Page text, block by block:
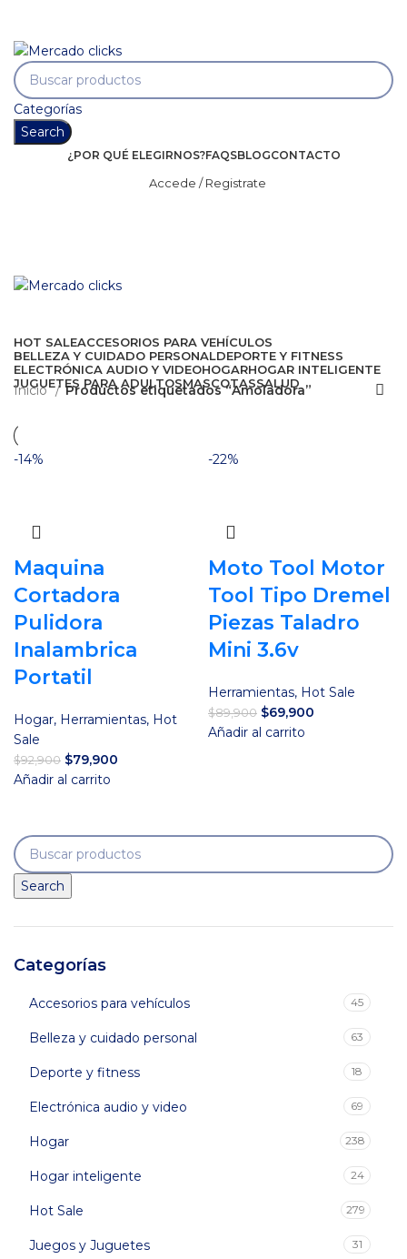
Categorías
Search
¿POR QUÉ ELEGIRNOS?FAQSBLOGCONTACTO
Accede / Registrate
HOT SALEACCESORIOS PARA VEHÍCULOS
BELLEZA Y CUIDADO PERSONALDEPORTE Y FITNESS
ELECTRÓNICA AUDIO Y VIDEOHOGARHOGAR INTELIGENTE
JUGUETES PARA ADULTOSMASCOTASSALUD
Search
Categorías
Accesorios para vehículos 45
Belleza y cuidado personal 63
Deporte y fitness 18
Electrónica audio y video 69
Hogar 238
Hogar inteligente 24
Hot Sale 279
Juegos y Juguetes 31
Inicio Productos etiquetados “Amoladora”
-14%
Maquina
Cortadora
Pulidora
Inalambrica
Portatil
Hogar, Herramientas, Hot
Sale
$92,900 El
precio
$92,900.
$79,900
$79,900.
Añadir al carrito
-22%
Moto Tool Motor
Tool Tipo Dremel
Piezas Taladro
Mini 3.6v
Herramientas, Hot Sale
$89,900 El
precio
$69,900
Añadir al carrito